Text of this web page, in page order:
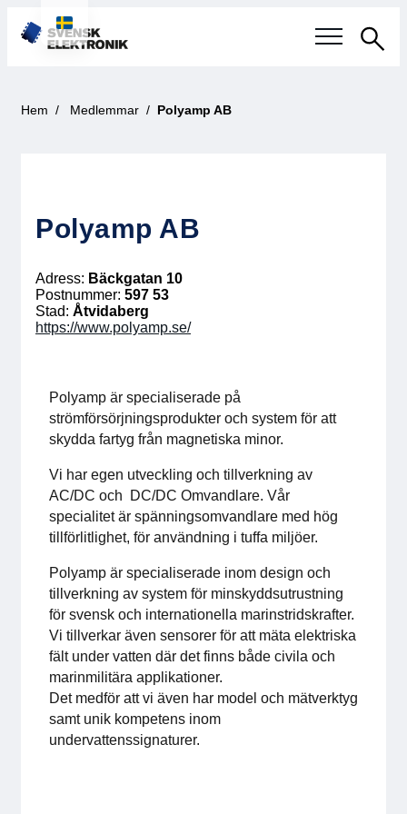
Sök
Svensk elektronikindustri
Fokusområden
Aktuella projekt
Smartare Elektroniksystem
För medlemmar
Medlemsinternt
Handböcker
Direktiv och regler
Fokusgrupper
Elektronikmässan
Stora Elektronikdagen
Hem Medlemmar Polyamp AB
Polyamp AB
Adress: Bäckgatan 10
Postnummer: 597 53
Stad: Åtvidaberg
https://www.polyamp.se/
Polyamp är specialiserade på
strömförsörjningsprodukter och system för att
skydda fartyg från magnetiska minor.
Vi har egen utveckling och tillverkning av
AC/DC och DC/DC Omvandlare. Vår
specialitet är spänningsomvandlare med hög
tillförlitlighet, för användning i tuffa miljöer.
Polyamp är specialiserade inom design och
tillverkning av system för minskyddsutrustning
för svensk och internationella marinstridskrafter.
Vi tillverkar även sensorer för att mäta elektriska
fält under vatten där det finns både civila och
marinmilitära applikationer.
Det medför att vi även har model och mätverktyg
samt unik kompetens inom
undervattenssignaturer.